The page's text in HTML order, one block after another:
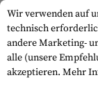
Wir verwenden auf
technisch
andere Marketing-
alle (unsere
akzeptieren. Mehr